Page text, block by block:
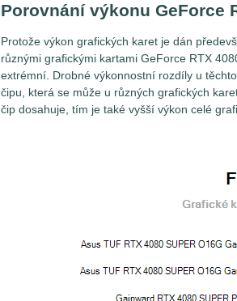
Porovnání výkonu GeForce
Protože výkon grafických karet je dán
různými grafickými kartami GeForce RTX
extrémní. Drobné výkonnostní rozdíly u
čipu, která se může u různých grafických
čip dosahuje, tím je také vyšší výkon celé